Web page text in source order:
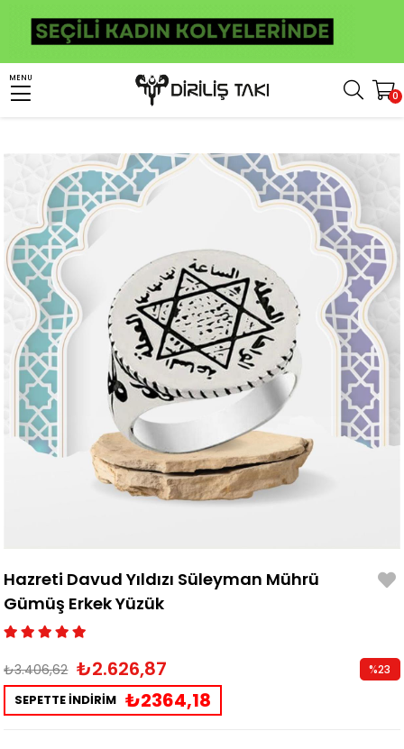
MENU
0
Erkek Gümüş Yüzük
Hazreti Davud Yıldızı Süleyman Mührü Gümüş Erkek Yüzük
Hazreti Davud Yıldızı Süleyman Mührü
Gümüş Erkek Yüzük
₺3.406,62 ₺2.626,87
SEPETTE İNDİRİM ₺2364,18
%23